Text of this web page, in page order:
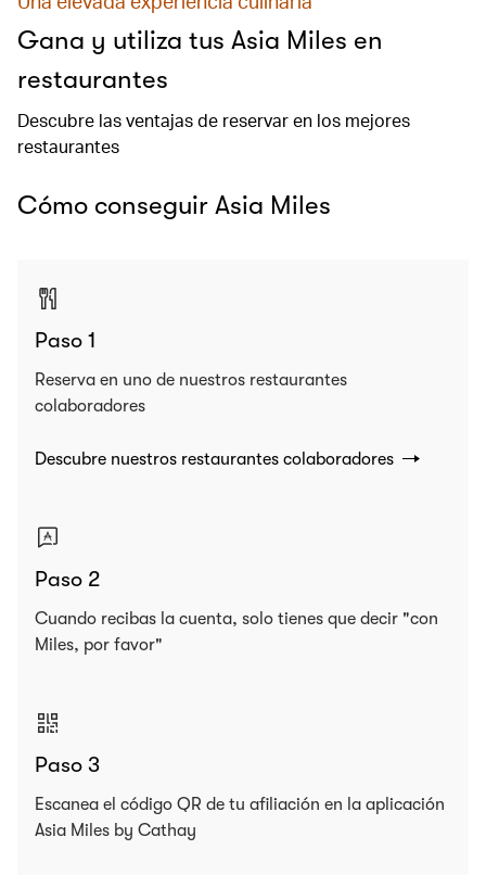
Gana y utiliza tus Asia Miles en
restaurantes
Descubre las ventajas de reservar en los mejores
restaurantes
Cómo conseguir Asia Miles
Paso 1
Reserva en uno de nuestros restaurantes
colaboradores
Descubre nuestros restaurantes colaboradores
Paso 2
Cuando recibas la cuenta, solo tienes que decir "con
Miles, por favor"
Paso 3
Escanea el código QR de tu afiliación en la aplicación
Asia Miles by Cathay